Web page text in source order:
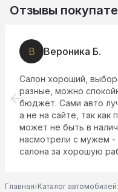
Отзывы
В Вероника Б.
Салон хороший,
разные, можно
бюджет. Сами авто
а не на сайте, так
может не быть в
насмотрели с мужем -
салона за хорошую
Главная›Каталог автомобилей